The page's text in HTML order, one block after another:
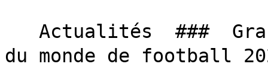
du monde de football